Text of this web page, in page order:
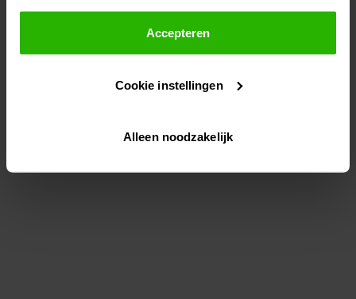
Als je op "Accepteer" klikt, dan geef je Voordeeluitjes.nl
toestemming om cookies voor social media en
gepersonaliseerde advertenties te plaatsen.
Lees hier meer over in onsprivacybeleid
Via "Cookie instellingen" kun je ook zelf instellen welke
Accepteren
Cookie instellingen
Alleen noodzakelijk